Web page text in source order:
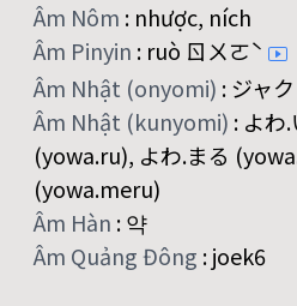
Âm Nôm : nhược, ních
Âm Pinyin : ruò ㄖㄨㄛˋ
Âm Nhật (onyomi) :ジャ
Âm Nhật (kunyomi) : よわ
(yowa.ru), よわ.まる
(yowa.meru)
Âm Hàn :약
Âm Quảng Đông :joek6